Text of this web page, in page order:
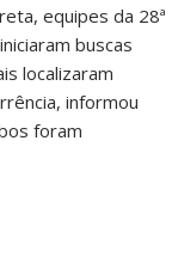
equipes da 28ª
buscas
localizaram
informou
foram